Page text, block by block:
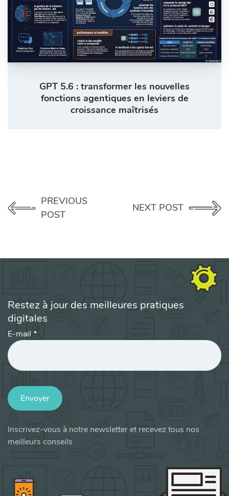
GPT 5.6 : transformer les nouvelles
fonctions agentiques en leviers de
croissance maîtrisés
PREVIOUS
POST
NEXT POST
Restez à jour des meilleures pratiques
digitales
E-mail *
Envoyer
Inscrivez-vous à notre newsletter et recevez tous nos
meilleurs conseils